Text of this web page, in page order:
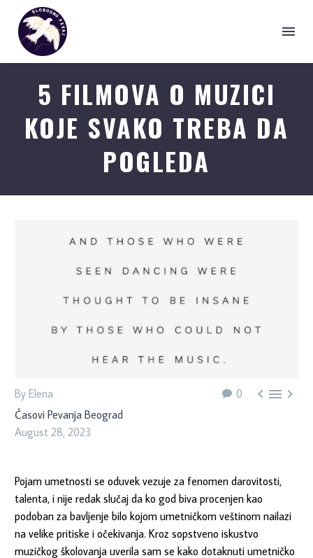
5 FILMOVA O MUZICI
KOJE SVAKO TREBA DA
POGLEDA
0   
By Elena
Časovi Pevanja Beograd
August 28, 2023
Pojam umetnosti se oduvek vezuje za fenomen darovitosti,
talenta, i nije redak slučaj da ko god biva procenjen kao
podoban za bavljenje bilo kojom umetničkom veštinom nailazi
na velike pritiske i očekivanja. Kroz sopstveno iskustvo
muzičkog školovanja uverila sam se kako dotaknuti umetničko